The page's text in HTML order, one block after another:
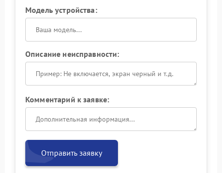
Модель устройства:
Описание неисправности:
Комментарий к заявке:
Отправить заявку